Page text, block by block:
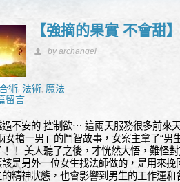
【強摘的果實 不會甜
by archangel
術, 法術, 魔法
留言
過不安的 控制欲⋯ 這兩天服務很多前來
女搶一男」的鬥智故事，女案主拿了“男
！！ 美人聽了之後，才恍然大悟，難怪
該是另外一位女生找法師做的，是用來
的精神狀態，也會影響到男生的工作運